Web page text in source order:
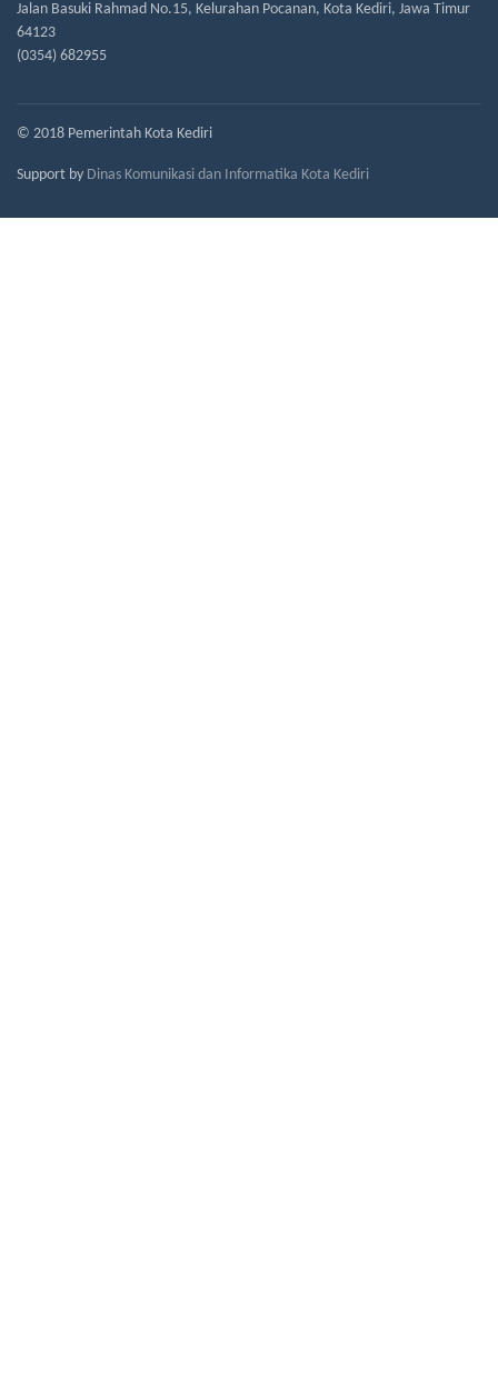
Jalan Basuki Rahmad No.15, Kelurahan Pocanan, Kota Kediri, Jawa Timur
64123
(0354) 682955
© 2018 Pemerintah Kota Kediri
Support by Dinas Komunikasi dan Informatika Kota Kediri